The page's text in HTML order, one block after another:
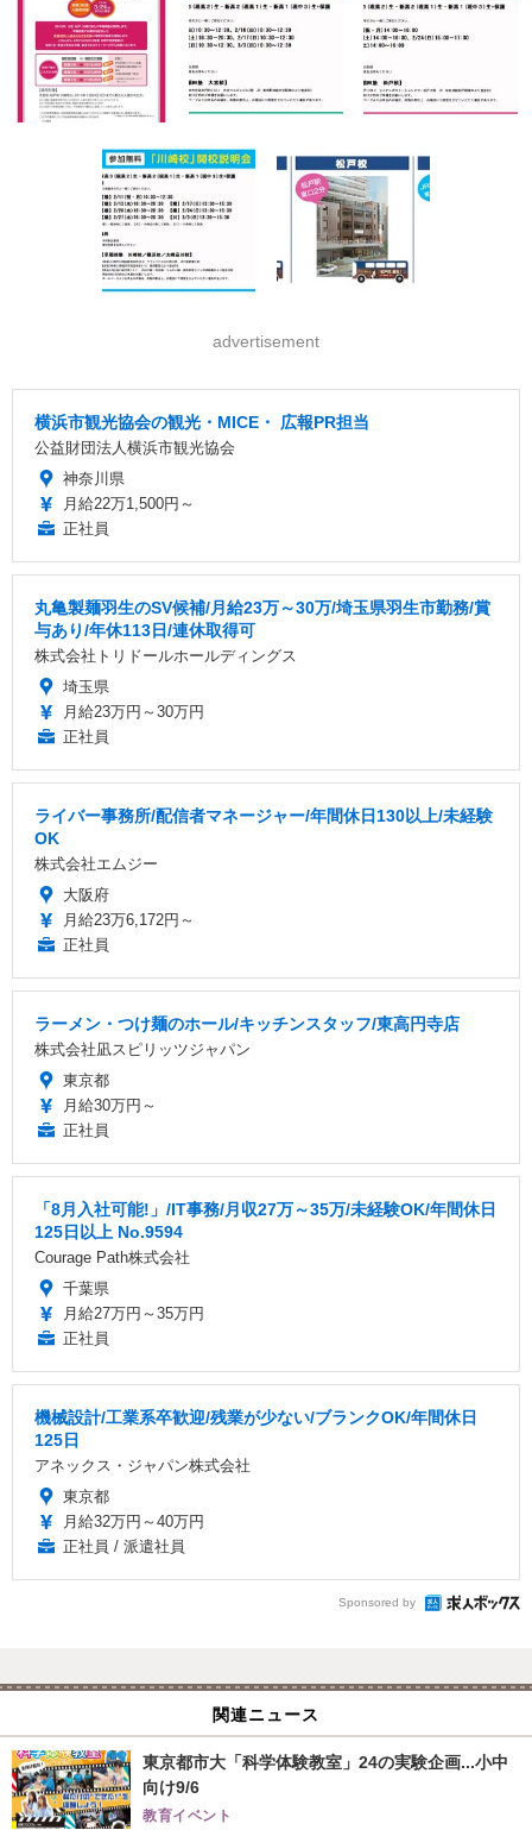
advertisement
横浜市観光協会の観光・MICE・ 広報PR担当
公益財団法人横浜市観光協会
神奈川県
月給22万1,500円～
正社員
丸亀製麺羽生のSV候補/月給23万～30万/埼玉県羽生市勤務/賞
与あり/年休113日/連休取得可
株式会社トリドールホールディングス
埼玉県
月給23万円～30万円
正社員
ライバー事務所/配信者マネージャー/年間休日130以上/未経験
OK
株式会社エムジー
大阪府
月給23万6,172円～
正社員
ラーメン・つけ麺のホール/キッチンスタッフ/東高円寺店
株式会社凪スピリッツジャパン
東京都
月給30万円～
正社員
「8月入社可能!」/IT事務/月収27万～35万/未経験OK/年間休日
125日以上 No.9594
Courage Path株式会社
千葉県
月給27万円～35万円
正社員
機械設計/工業系卒歓迎/残業が少ない/ブランクOK/年間休日
125日
アネックス・ジャパン株式会社
東京都
月給32万円～40万円
正社員 / 派遣社員
Sponsored by
関連ニュース
東京都市大「科学体験教室」24の実験企画...小中
向け9/6
教育イベント